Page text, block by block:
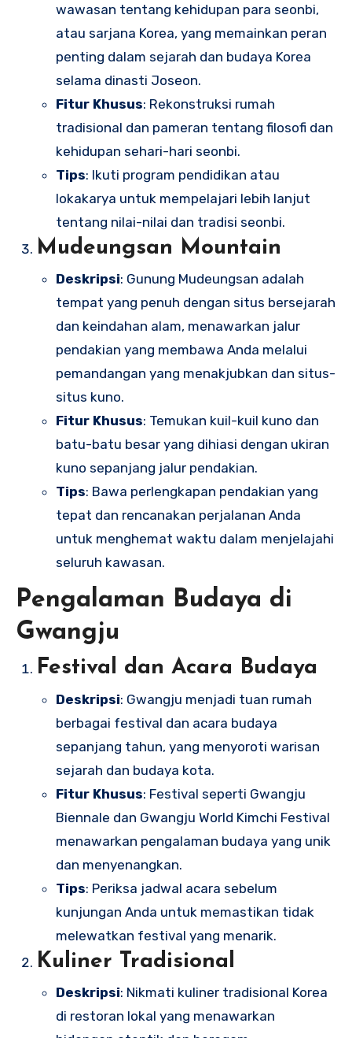
wawasan tentang kehidupan para seonbi,
atau sarjana Korea, yang memainkan peran
penting dalam sejarah dan budaya Korea
selama dinasti Joseon.
Fitur Khusus: Rekonstruksi rumah
tradisional dan pameran tentang filosofi dan
kehidupan sehari-hari seonbi.
Tips: Ikuti program pendidikan atau
lokakarya untuk mempelajari lebih lanjut
tentang nilai-nilai dan tradisi seonbi.
Mudeungsan Mountain
Deskripsi: Gunung Mudeungsan adalah
tempat yang penuh dengan situs bersejarah
dan keindahan alam, menawarkan jalur
pendakian yang membawa Anda melalui
pemandangan yang menakjubkan dan situs-
situs kuno.
Fitur Khusus: Temukan kuil-kuil kuno dan
batu-batu besar yang dihiasi dengan ukiran
kuno sepanjang jalur pendakian.
Tips: Bawa perlengkapan pendakian yang
tepat dan rencanakan perjalanan Anda
untuk menghemat waktu dalam menjelajahi
seluruh kawasan.
Pengalaman Budaya di
Gwangju
Festival dan Acara Budaya
Deskripsi: Gwangju menjadi tuan rumah
berbagai festival dan acara budaya
sepanjang tahun, yang menyoroti warisan
sejarah dan budaya kota.
Fitur Khusus: Festival seperti Gwangju
Biennale dan Gwangju World Kimchi Festival
menawarkan pengalaman budaya yang unik
dan menyenangkan.
Tips: Periksa jadwal acara sebelum
kunjungan Anda untuk memastikan tidak
melewatkan festival yang menarik.
Kuliner Tradisional
Deskripsi: Nikmati kuliner tradisional Korea
di restoran lokal yang menawarkan